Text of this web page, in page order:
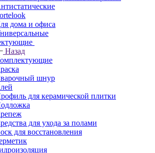
дома и офиса
Назад
шнур
для керамической плитки
для ухода за полами
для восстановления